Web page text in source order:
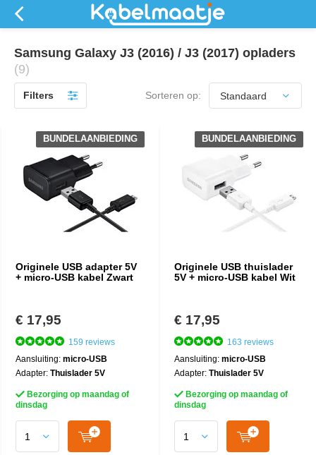
Samsung Galaxy J3 (2016) / J3 (2017) opladers
(9)
Filters Sorteren op:
Originele USB adapter 5V
+ micro-USB kabel Zwart
BUNDELAANBIEDING
€ 17,95
159 reviews
Aansluiting: micro-USB
Adapter: Thuislader 5V
Bezorging op maandag of
dinsdag
Originele USB thuislader
5V + micro-USB kabel Wit
BUNDELAANBIEDING
€ 17,95
163 reviews
Aansluiting: micro-USB
Adapter: Thuislader 5V
Bezorging op maandag of
dinsdag